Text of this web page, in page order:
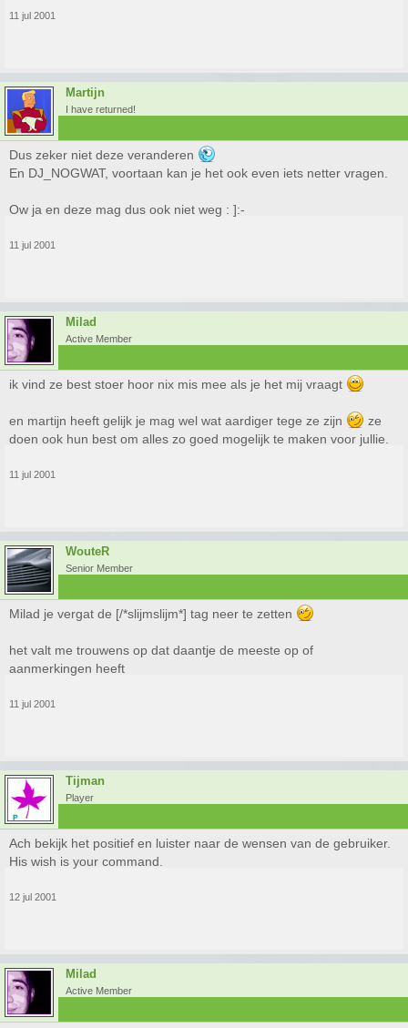
11 jul 2001
Martijn
I have returned!
Dus zeker niet deze veranderen
En DJ_NOGWAT, voortaan kan je het ook even iets netter vragen.
Ow ja en deze mag dus ook niet weg : ]:-
11 jul 2001
Milad
Active Member
ik vind ze best stoer hoor nix mis mee als je het mij vraagt
en martijn heeft gelijk je mag wel wat aardiger tege ze zijn
ze
doen ook hun best om alles zo goed mogelijk te maken voor jullie.
11 jul 2001
WouteR
Senior Member
Milad je vergat de [/*slijmslijm*] tag neer te zetten
het valt me trouwens op dat daantje de meeste op of
aanmerkingen heeft
11 jul 2001
Tijman
Player
Ach bekijk het positief en luister naar de wensen van de gebruiker.
His wish is your command.
12 jul 2001
Milad
Active Member